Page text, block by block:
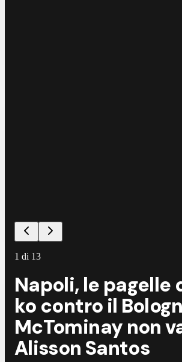
1 di 13
Napoli, le pagelle
ko contro il
McTominay non
Alisson Santos